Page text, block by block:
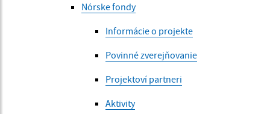
Nórske fondy
Informácie o projekte
Povinné zverejňovanie
Projektoví partneri
Aktivity